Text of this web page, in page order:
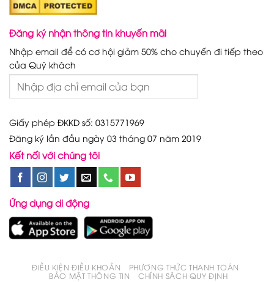
Đăng ký nhận thông tin khuyến mãi
Nhập email để có cơ hội giảm 50% cho chuyến đi tiếp theo
của Quý khách
Giấy phép ĐKKD số: 0315771969
Đăng ký lần đầu ngày 03 tháng 07 năm 2019
Kết nối với chúng tôi
Ứng dụng di động
ĐIỀU KIỆN ĐIỀU KHOẢN
PHƯƠNG THỨC THANH TOÁN
BẢO MẬT THÔNG TIN
CHÍNH SÁCH QUY ĐỊNH